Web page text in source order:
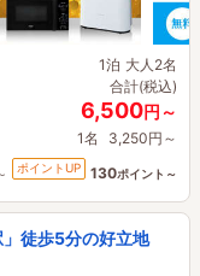
1泊 大人2名
合計(税込)
6,500円～
1名 3,250円～
ポイントUP 130ポイント～
」徒歩5分の好立地